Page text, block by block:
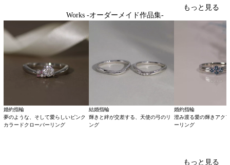
Works -オーダーメイド作品集-
もっと見る
婚約指輪
夢のような、そして愛らしいピンク
カラードクローバーリング
結婚指輪
輝きと絆が交差する、天使の弓のリ
ング
婚約指輪
澄み渡る愛の輝きアク
ーリング
もっと見る